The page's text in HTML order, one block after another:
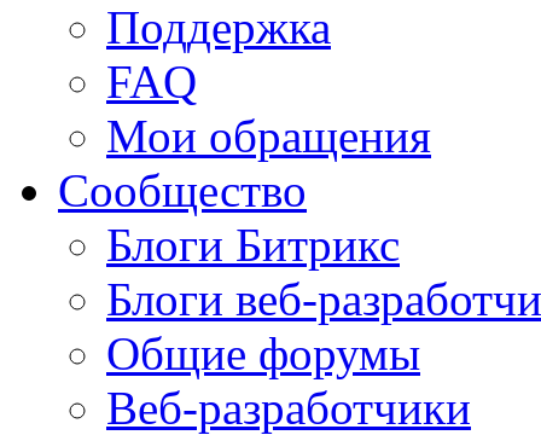
Поддержка
FAQ
Мои обращения
Сообщество
Блоги Битрикс
Блоги веб-
Общие форумы
Веб-разработчики